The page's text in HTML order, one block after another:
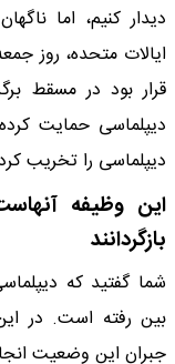
دیدار کنیم، اما
ایالات متحده، روز
قرار بود در مسقط
دیپلماسی حمایت
دیپلماسی را تخریب
این وظیفه
بازگردانند
شما گفتید که
بین رفته است. در
جبران این وضعیت